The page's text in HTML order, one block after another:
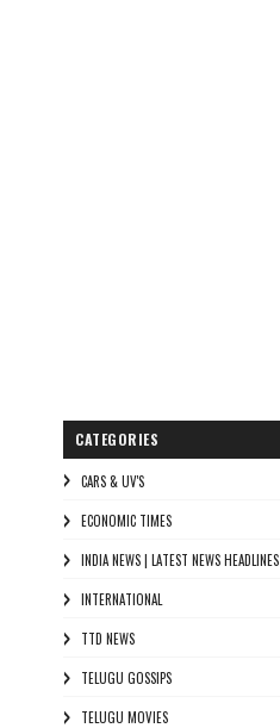
CATEGORIES
CARS & UV'S
ECONOMIC TIMES
INDIA NEWS | LATEST NEWS
INTERNATIONAL
TTD NEWS
TELUGU GOSSIPS
TELUGU MOVIES